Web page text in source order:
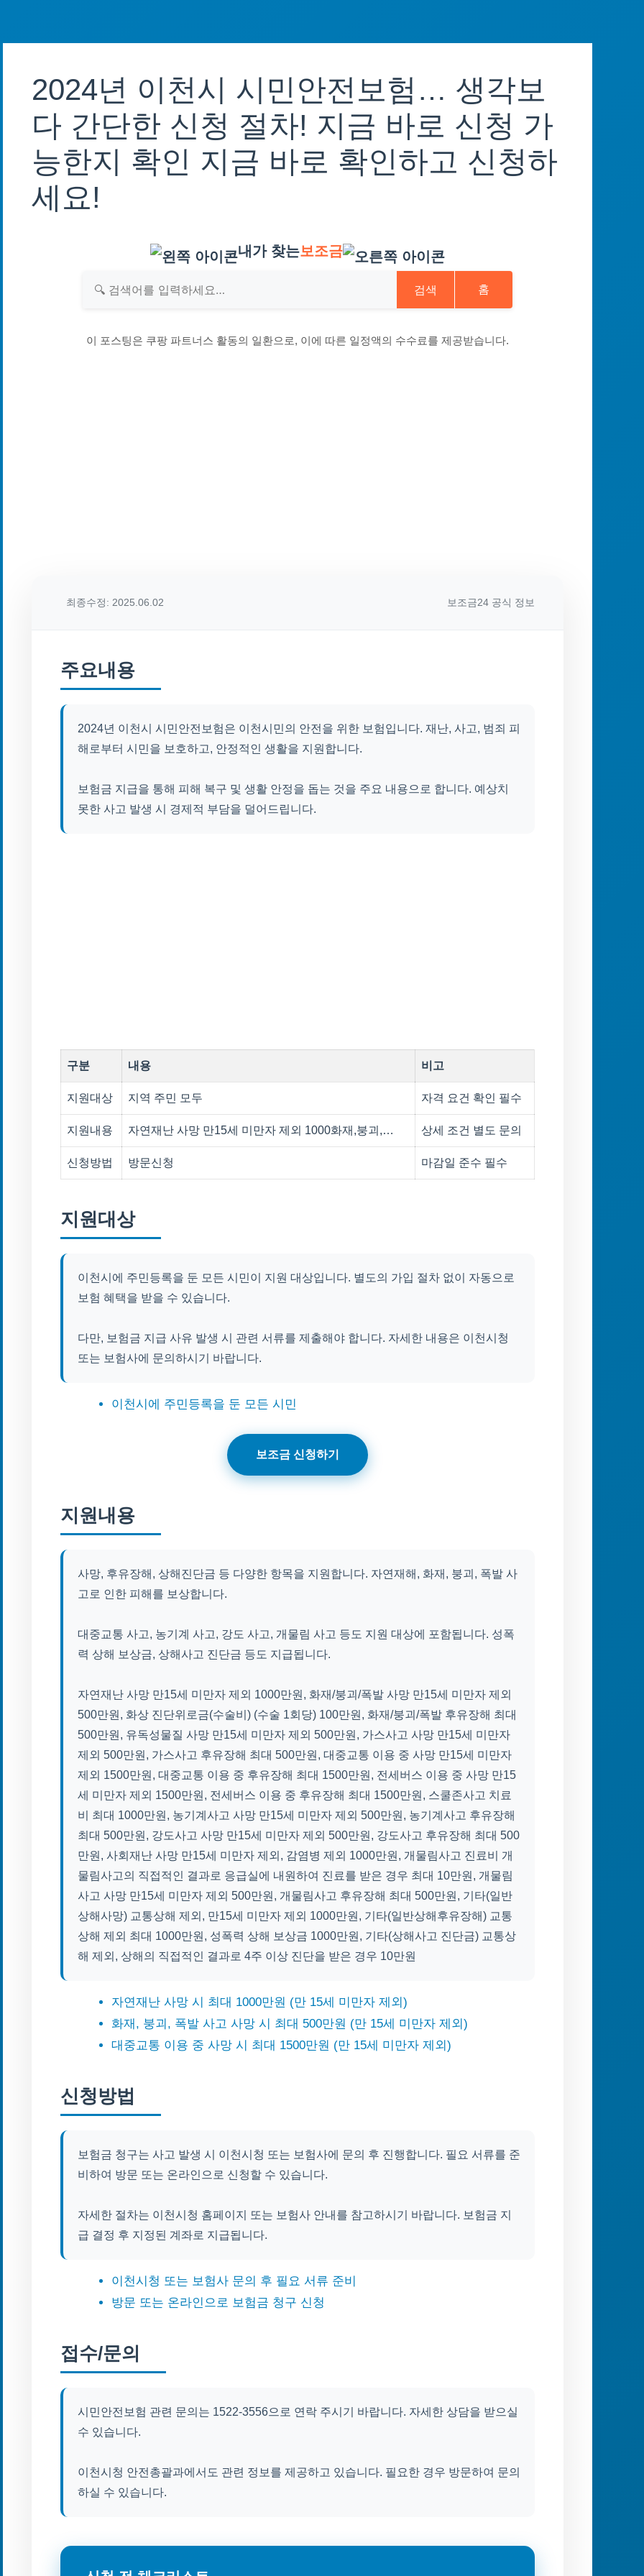
2024년 이천시 시민안전보험… 생각보
다 간단한 신청 절차! 지금 바로 신청 가
능한지 확인 지금 바로 확인하고 신청하
세요!
내가 찾는보조금
검색 홈
이 포스팅은 쿠팡 파트너스 활동의 일환으로, 이에 따른 일정액의 수수료를 제공받습니다.
최종수정: 2025.06.02 보조금24 공식 정보
주요내용
2024년 이천시 시민안전보험은 이천시민의 안전을 위한 보험입니다. 재난, 사고, 범죄 피
해로부터 시민을 보호하고, 안정적인 생활을 지원합니다.
보험금 지급을 통해 피해 복구 및 생활 안정을 돕는 것을 주요 내용으로 합니다. 예상치
못한 사고 발생 시 경제적 부담을 덜어드립니다.
구분 내용 비고
지원대상 지역 주민 모두 자격 요건 확인 필수
지원내용 자연재난 사망 만15세 미만자 제외 1000화재,붕괴,… 상세 조건 별도 문의
신청방법 방문신청 마감일 준수 필수
지원대상
이천시에 주민등록을 둔 모든 시민이 지원 대상입니다. 별도의 가입 절차 없이 자동으로
보험 혜택을 받을 수 있습니다.
다만, 보험금 지급 사유 발생 시 관련 서류를 제출해야 합니다. 자세한 내용은 이천시청
또는 보험사에 문의하시기 바랍니다.
이천시에 주민등록을 둔 모든 시민
보조금 신청하기
지원내용
사망, 후유장해, 상해진단금 등 다양한 항목을 지원합니다. 자연재해, 화재, 붕괴, 폭발 사
고로 인한 피해를 보상합니다.
대중교통 사고, 농기계 사고, 강도 사고, 개물림 사고 등도 지원 대상에 포함됩니다. 성폭
력 상해 보상금, 상해사고 진단금 등도 지급됩니다.
자연재난 사망 만15세 미만자 제외 1000만원, 화재/붕괴/폭발 사망 만15세 미만자 제외
500만원, 화상 진단위로금(수술비) (수술 1회당) 100만원, 화재/붕괴/폭발 후유장해 최대
500만원, 유독성물질 사망 만15세 미만자 제외 500만원, 가스사고 사망 만15세 미만자
제외 500만원, 가스사고 후유장해 최대 500만원, 대중교통 이용 중 사망 만15세 미만자
제외 1500만원, 대중교통 이용 중 후유장해 최대 1500만원, 전세버스 이용 중 사망 만15
세 미만자 제외 1500만원, 전세버스 이용 중 후유장해 최대 1500만원, 스쿨존사고 치료
비 최대 1000만원, 농기계사고 사망 만15세 미만자 제외 500만원, 농기계사고 후유장해
최대 500만원, 강도사고 사망 만15세 미만자 제외 500만원, 강도사고 후유장해 최대 500
만원, 사회재난 사망 만15세 미만자 제외, 감염병 제외 1000만원, 개물림사고 진료비 개
물림사고의 직접적인 결과로 응급실에 내원하여 진료를 받은 경우 최대 10만원, 개물림
사고 사망 만15세 미만자 제외 500만원, 개물림사고 후유장해 최대 500만원, 기타(일반
상해사망) 교통상해 제외, 만15세 미만자 제외 1000만원, 기타(일반상해후유장해) 교통
상해 제외 최대 1000만원, 성폭력 상해 보상금 1000만원, 기타(상해사고 진단금) 교통상
해 제외, 상해의 직접적인 결과로 4주 이상 진단을 받은 경우 10만원
자연재난 사망 시 최대 1000만원 (만 15세 미만자 제외)
화재, 붕괴, 폭발 사고 사망 시 최대 500만원 (만 15세 미만자 제외)
대중교통 이용 중 사망 시 최대 1500만원 (만 15세 미만자 제외)
신청방법
보험금 청구는 사고 발생 시 이천시청 또는 보험사에 문의 후 진행합니다. 필요 서류를 준
비하여 방문 또는 온라인으로 신청할 수 있습니다.
자세한 절차는 이천시청 홈페이지 또는 보험사 안내를 참고하시기 바랍니다. 보험금 지
급 결정 후 지정된 계좌로 지급됩니다.
이천시청 또는 보험사 문의 후 필요 서류 준비
방문 또는 온라인으로 보험금 청구 신청
접수/문의
시민안전보험 관련 문의는 1522-3556으로 연락 주시기 바랍니다. 자세한 상담을 받으실
수 있습니다.
이천시청 안전총괄과에서도 관련 정보를 제공하고 있습니다. 필요한 경우 방문하여 문의
하실 수 있습니다.